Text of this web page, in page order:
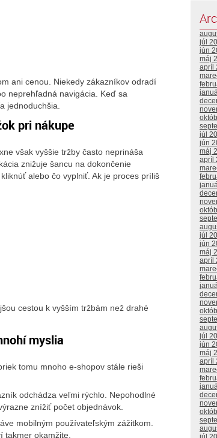
ani cenou. Niekedy zákazníkov odradí
neprehľadná navigácia. Keď sa
jednoduchšia.
pri nákupe
však vyššie tržby často neprináša
znižuje šancu na dokončenie
alebo čo vyplniť. Ak je proces príliš
cestou k vyšším tržbám než drahé
myslia
tomu mnoho e-shopov stále rieši
odchádza veľmi rýchlo. Nepohodlné
znížiť počet objednávok.
mobilným používateľským zážitkom.
takmer okamžite.
júl
jún
máj
apríl
júl
jún
máj
apríl
júl
jún
máj
apríl
júl
jún
máj
apríl